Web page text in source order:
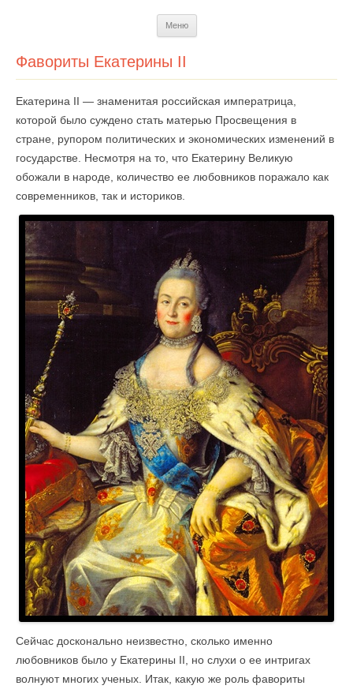
Меню
Фавориты Екатерины II
Екатерина II — знаменитая российская императрица,
которой было суждено стать матерью Просвещения в
стране, рупором политических и экономических изменений в
государстве. Несмотря на то, что Екатерину Великую
обожали в народе, количество ее любовников поражало как
современников, так и историков.
Сейчас досконально неизвестно, сколько именно
любовников было у Екатерины II, но слухи о ее интригах
волнуют многих ученых. Итак, какую же роль фавориты